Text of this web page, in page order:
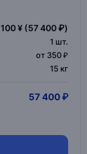
¥ (57 400 ₽)
1 шт.
от 350 ₽
15 кг
57 400 ₽